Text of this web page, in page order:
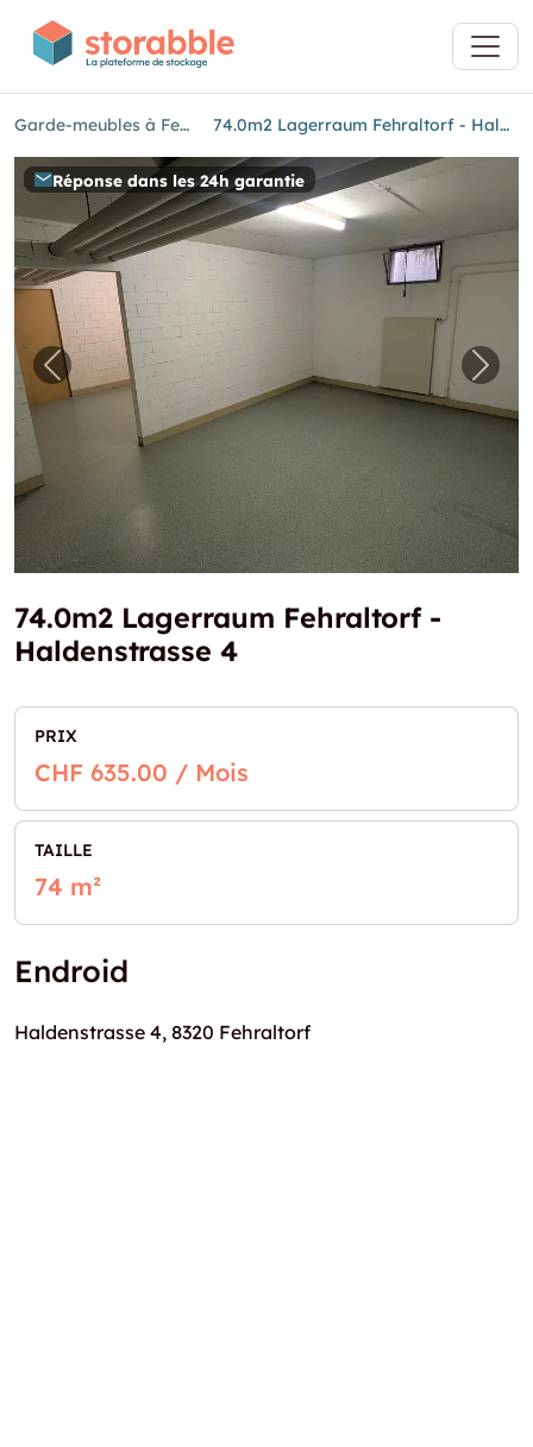
Garde-meubles à Fehraltorf 74.0m2 Lagerraum Fehraltorf - Haldenstrasse 4
Réponse dans les 24h garantie
Image précédente pour "74.0m2 Lagerraum
74.0m2 Lagerraum Fehraltorf -
Haldenstrasse 4
PRIX
CHF 635.00 / Mois
TAILLE
74 m²
Endroid
Haldenstrasse 4, 8320 Fehraltorf